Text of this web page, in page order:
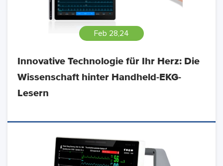
Feb 28,24
Innovative Technologie für Ihr Herz: Die
Wissenschaft hinter Handheld-EKG-
Lesern